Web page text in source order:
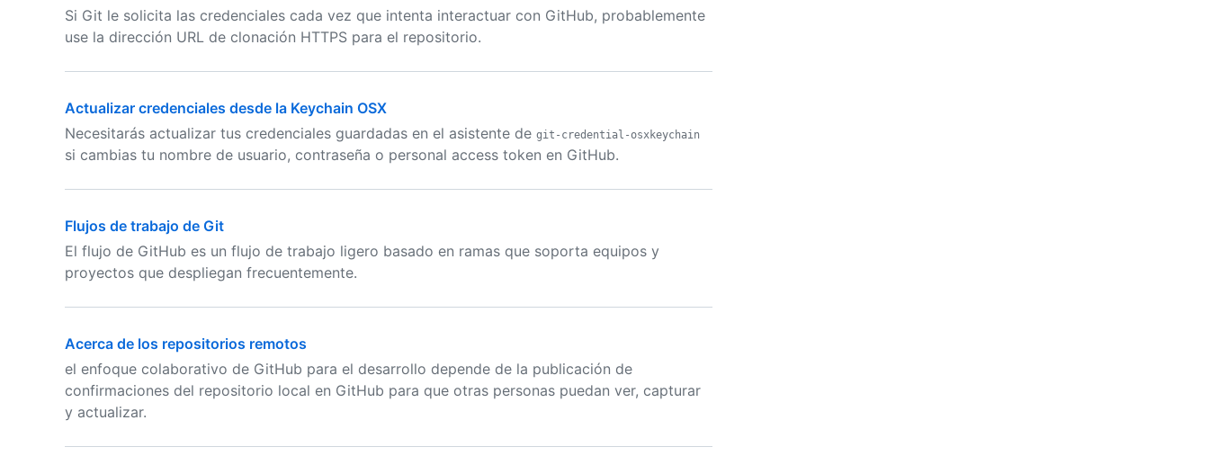
Si Git le solicita las credenciales cada vez que intenta interactuar con GitHub, probablemente
use la dirección URL de clonación HTTPS para el repositorio.
Actualizar credenciales desde la Keychain OSX
Necesitarás actualizar tus credenciales guardadas en el asistente de git-credential-osxkeychain
si cambias tu nombre de usuario, contraseña o personal access token en GitHub.
Flujos de trabajo de Git
El flujo de GitHub es un flujo de trabajo ligero basado en ramas que soporta equipos y
proyectos que despliegan frecuentemente.
Acerca de los repositorios remotos
el enfoque colaborativo de GitHub para el desarrollo depende de la publicación de
confirmaciones del repositorio local en GitHub para que otras personas puedan ver, capturar
y actualizar.